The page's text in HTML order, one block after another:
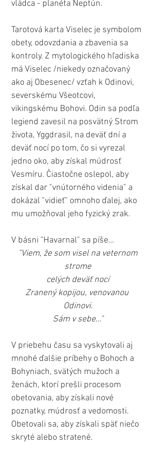
vládca - planéta Neptún.
Tarotová karta Viselec je symbolom
obety, odovzdania a zbavenia sa
kontroly. Z mytologického hľadiska
má Viselec /niekedy označovaný
ako aj Obesenec/ vzťah k Odinovi,
severskému Všeotcovi,
vikingskému Bohovi. Odin sa podľa
legiend zavesil na posvätný Strom
života, Yggdrasil, na deväť dní a
deväť nocí po tom, čo si vyrezal
jedno oko, aby získal múdrosť
Vesmíru. Čiastočne oslepol, aby
získal dar "vnútorného videnia" a
dokázal "vidieť" omnoho ďalej, ako
mu umožňoval jeho fyzický zrak.
V básni "Havarnal" sa píše...
strome
celých deväť nocí
Zranený kopijou, venovanou
Odinovi.
Sám v sebe..."
V priebehu času sa vyskytovali aj
mnohé ďalšie príbehy o Bohoch a
Bohyniach, svätých mužoch a
ženách, ktorí prešli procesom
obetovania, aby získali nové
poznatky, múdrosť a vedomosti.
Obetovali sa, aby získali späť niečo
skryté alebo stratené.